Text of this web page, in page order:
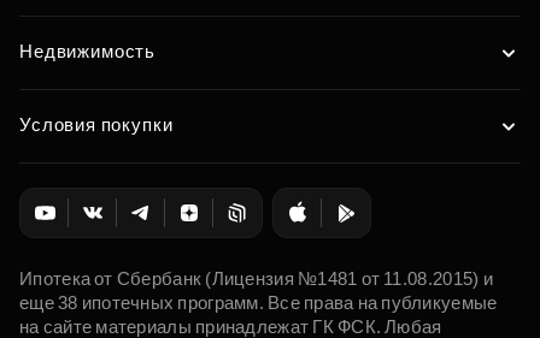
Недвижимость
Условия покупки
Ипотека от Сбербанк (Лицензия №1481 от 11.08.2015) и
еще 38 ипотечных программ. Все права на публикуемые
на сайте материалы принадлежат ГК ФСК. Любая